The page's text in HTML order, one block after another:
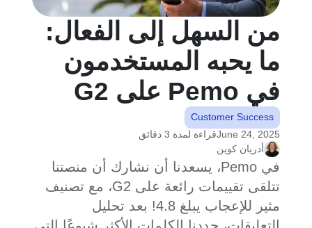
من السهل إلى الفعال:
ما يحبه المستخدمون
في Pemo على G2
Customer Success
June 24, 2025قراءة لمدة 3 دقائق
أدريان كوين
في Pemo، يسعدنا أن نشارك أن منصتنا
تتلقى تقييمات رائعة على G2، مع تصنيف
مثير للإعجاب يبلغ 4.8! بعد تحليل